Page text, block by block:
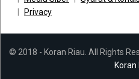
Privacy
© 2018 - Koran Riau. All Rights
Koran